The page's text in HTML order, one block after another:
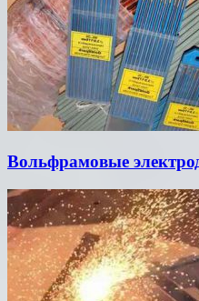
Вольфрамовые